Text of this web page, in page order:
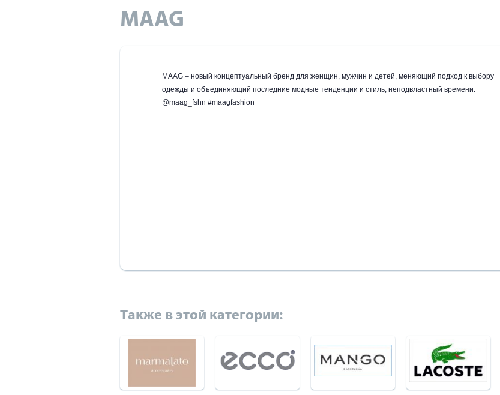
MAAG
MAAG – новый концептуальный бренд для женщин, мужчин и детей, меняющий подход к выбору
одежды и объединяющий последние модные тенденции и стиль, неподвластный времени.
@maag_fshn #maagfashion
Также в этой категории: